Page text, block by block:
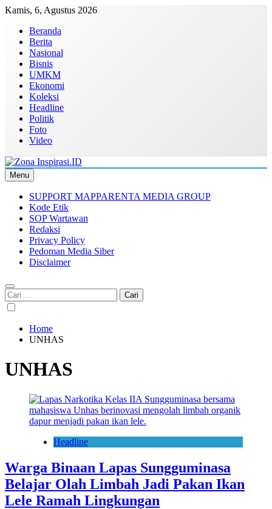
Skip
content
Kamis, 6, Agustus 2026
Beranda
Berita
Nasional
Bisnis
UMKM
Ekonomi
Koleksi
Headline
Politik
Foto
Video
Zona Inspirasi.ID
Bersama Membangun Semangat Baru
Menu
SUPPORT MAPPARENTA MEDIA GROUP
Kode Etik
SOP Wartawan
Redaksi
Privacy Policy
Pedoman Media Siber
Disclaimer
Cari
untuk:
Home
UNHAS
UNHAS
Headline
Warga Binaan Lapas Sungguminasa
Belajar Olah Limbah Jadi Pakan Ikan
Lele Ramah Lingkungan